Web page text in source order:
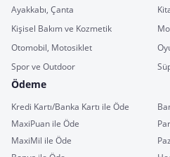
Ayakkabı, Çanta
Kişisel Bakım ve Kozmetik
Otomobil, Motosiklet
Spor ve Outdoor
Ödeme
Kredi Kartı/Banka Kartı ile Öde
MaxiPuan ile Öde
MaxiMil ile Öde